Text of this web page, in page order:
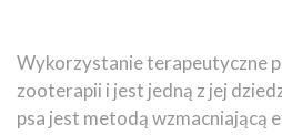
Wykorzystanie terapeutyczne
zooterapii i jest jedną z jej
psa jest metodą wzmacniającą